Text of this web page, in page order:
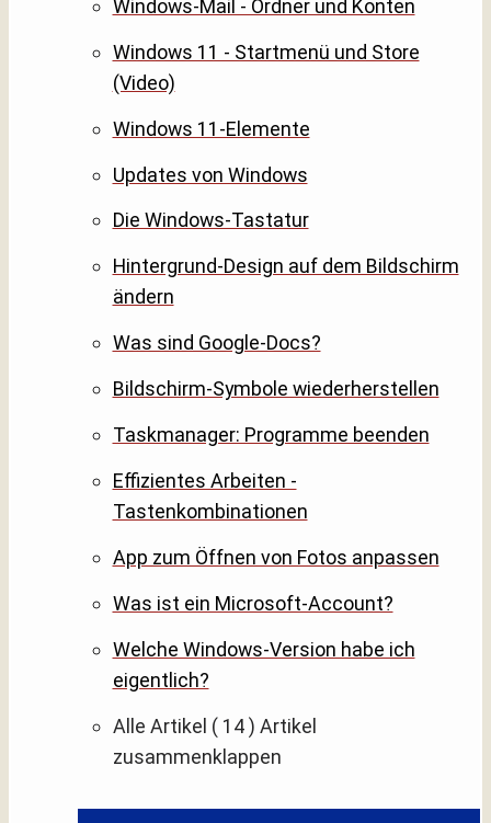
Windows-Mail - Ordner und Konten
Windows 11 - Startmenü und Store
(Video)
Windows 11-Elemente
Updates von Windows
Die Windows-Tastatur
Hintergrund-Design auf dem Bildschirm
ändern
Was sind Google-Docs?
Bildschirm-Symbole wiederherstellen
Taskmanager: Programme beenden
Effizientes Arbeiten -
Tastenkombinationen
App zum Öffnen von Fotos anpassen
Was ist ein Microsoft-Account?
Welche Windows-Version habe ich
eigentlich?
Alle Artikel ( 14 ) Artikel
zusammenklappen